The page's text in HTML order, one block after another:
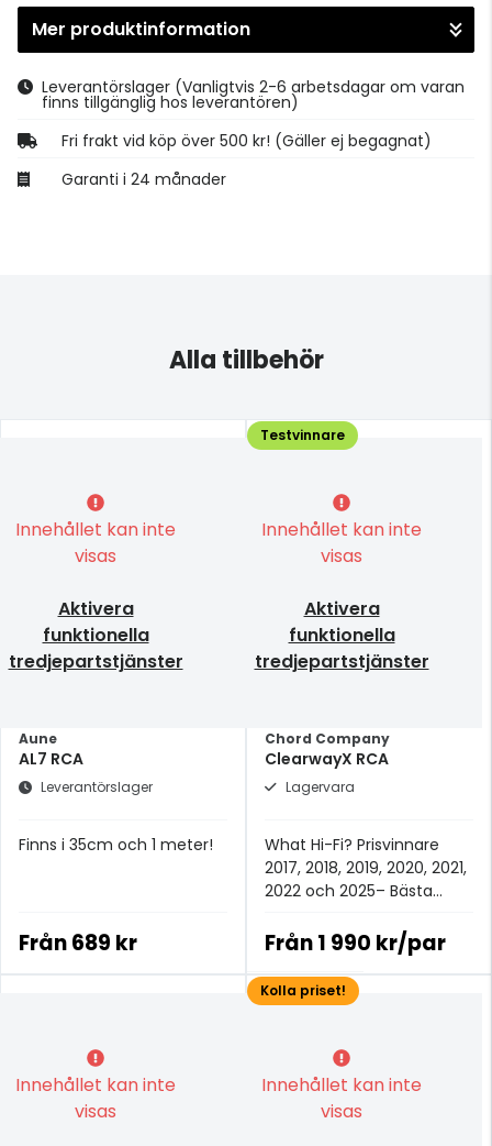
Gå till kassan
Mer produktinformation
Leverantörslager (Vanligtvis 2-6 arbetsdagar om varan
finns tillgänglig hos leverantören)
Fri frakt vid köp över 500 kr! (Gäller ej begagnat)
Garanti i 24 månader
Alla tillbehör
Innehållet kan inte
visas
Aktivera
funktionella
tredjepartstjänster
Aune
AL7 RCA
Leverantörslager
Finns i 35cm och 1 meter!
Från689 kr
Innehållet kan inte
visas
Aktivera
funktionella
tredjepartstjänster
Chord Company
ClearwayX RCA
Lagervara
What Hi-Fi? Prisvinnare
2017, 2018, 2019, 2020, 2021,
2022 och 2025– Bästa
£100+.
Testvinnare
Från1 990 kr/par
Innehållet kan inte
visas
Innehållet kan inte
visas
Kolla priset!